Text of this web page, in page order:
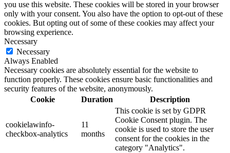
you use this website. These cookies will be stored in your browser
only with your consent. You also have the option to opt-out of these
cookies. But opting out of some of these cookies may affect your
browsing experience.
Necessary
Necessary
Always Enabled
Necessary cookies are absolutely essential for the website to
function properly. These cookies ensure basic functionalities and
security features of the website, anonymously.
Cookie
Duration Description
cookielawinfo-
checkbox-analytics
11
months
This cookie is set by GDPR
Cookie Consent plugin. The
cookie is used to store the user
consent for the cookies in the
category "Analytics".